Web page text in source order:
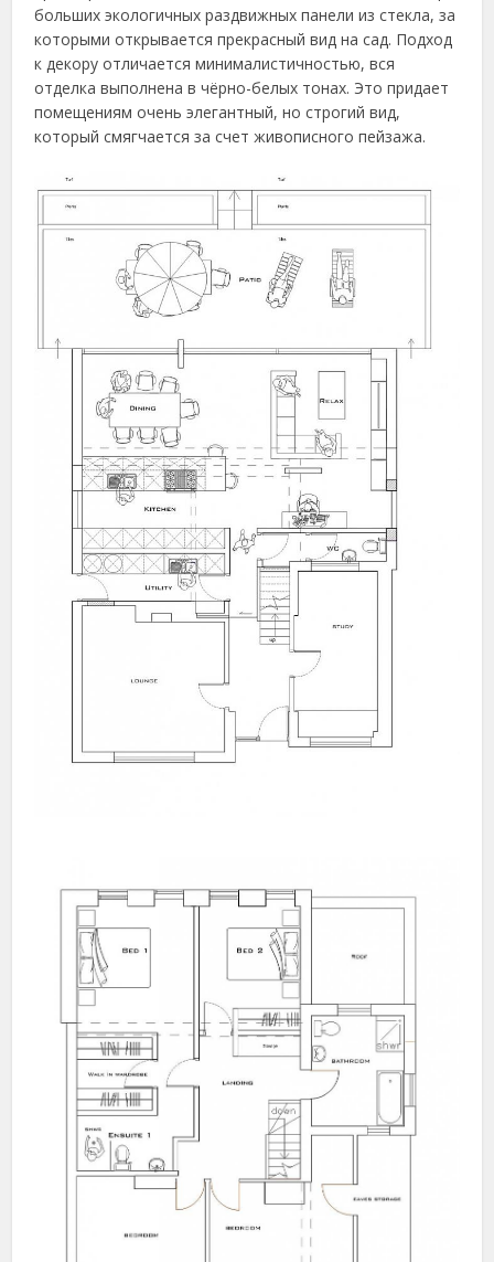
больших экологичных раздвижных панели из стекла, за
которыми открывается прекрасный вид на сад. Подход
к декору отличается минималистичностью, вся
отделка выполнена в чёрно-белых тонах. Это придает
помещениям очень элегантный, но строгий вид,
который смягчается за счет живописного пейзажа.